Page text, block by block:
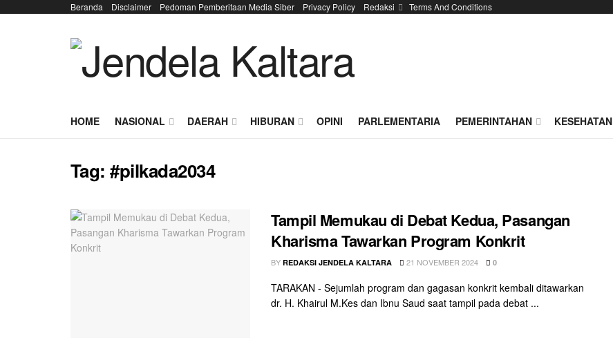
Beranda Disclaimer Pedoman Pemberitaan Media Siber Privacy Policy Redaksi Terms And Conditions
HOME NASIONAL DAERAH HIBURAN OPINI PARLEMENTARIA PEMERINTAHAN KESEHATAN
Tag:#pilkada2034
Tampil Memukau di Debat Kedua, Pasangan
Kharisma Tawarkan Program Konkrit
BY REDAKSI JENDELA KALTARA 21 NOVEMBER 2024 0
TARAKAN - Sejumlah program dan gagasan konkrit kembali ditawarkan
dr. H. Khairul M.Kes dan Ibnu Saud saat tampil pada debat ...